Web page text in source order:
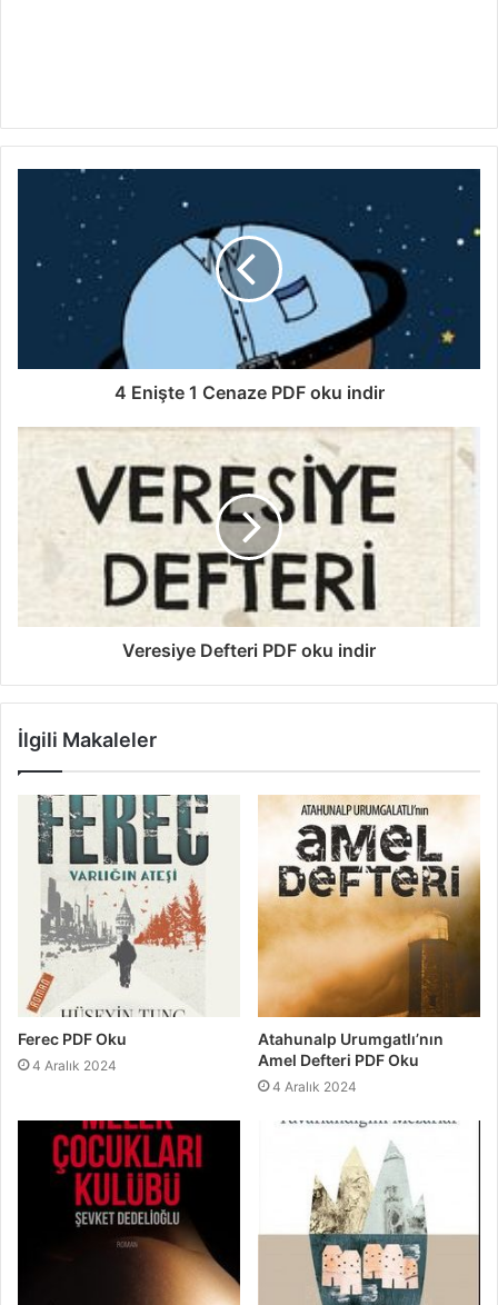
4 Enişte 1 Cenaze PDF oku indir
Veresiye Defteri PDF oku indir
İlgili Makaleler
Ferec PDF Oku
4 Aralık 2024
Atahunalp Urumgatlı’nın
Amel Defteri PDF Oku
4 Aralık 2024